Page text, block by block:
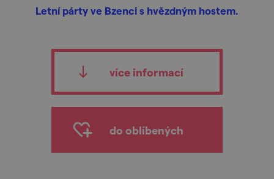
Letní párty ve Bzenci s hvězdným hostem.
více informací
do oblíbených